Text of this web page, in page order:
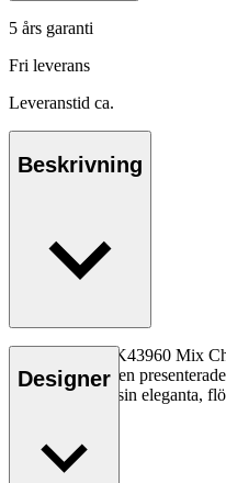
5 års garanti
Fri leverans
Leveranstid ca.
Beskrivning
Kaare Klints KK43960 Mix
samlare sedan den
lika mycket för sin eleganta,
Läs mer
Designer